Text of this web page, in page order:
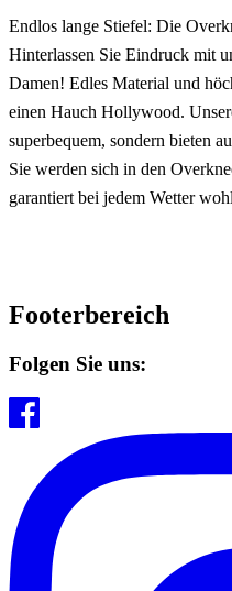
Endlos lange Stiefel: Die
Hinterlassen Sie Eindruck mit
Damen! Edles Material und
einen Hauch Hollywood.
superbequem, sondern bieten
Sie werden sich in den
garantiert bei jedem Wetter
Footerbereich
Folgen Sie uns: